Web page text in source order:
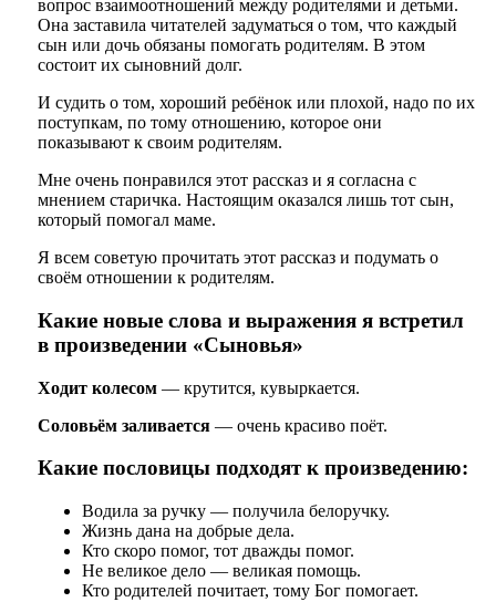
вопрос взаимоотношений между родителями и детьми.
Она заставила читателей задуматься о том, что каждый
сын или дочь обязаны помогать родителям. В этом
состоит их сыновний долг.
И судить о том, хороший ребёнок или плохой, надо по их
поступкам, по тому отношению, которое они
показывают к своим родителям.
Мне очень понравился этот рассказ и я согласна с
мнением старичка. Настоящим оказался лишь тот сын,
который помогал маме.
Я всем советую прочитать этот рассказ и подумать о
своём отношении к родителям.
Какие новые слова и выражения я встретил
в произведении «Сыновья»
Ходит колесом— крутится, кувыркается.
Соловьём заливается— очень красиво поёт.
Какие пословицы подходят к произведению:
Водила за ручку — получила белоручку.
Жизнь дана на добрые дела.
Кто скоро помог, тот дважды помог.
Не великое дело — великая помощь.
Кто родителей почитает, тому Бог помогает.